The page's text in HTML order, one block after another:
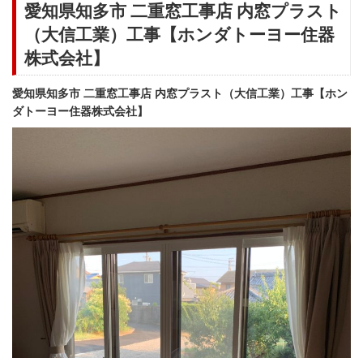
愛知県知多市 二重窓工事店 内窓プラスト
（大信工業）工事【ホンダトーヨー住器
株式会社】
愛知県知多市 二重窓工事店 内窓プラスト（大信工業）工事【ホン
ダトーヨー住器株式会社】